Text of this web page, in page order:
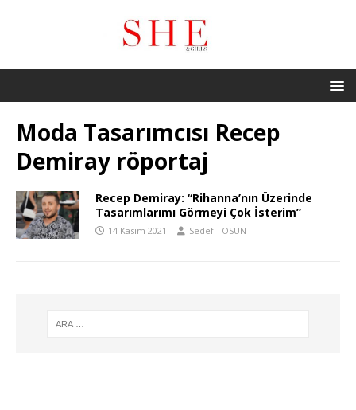
Moda Tasarımcısı Recep
Demiray röportaj
Recep Demiray: “Rihanna’nın Üzerinde
Tasarımlarımı Görmeyi Çok İsterim”
14 Kasım 2021 Sedef TOSUN